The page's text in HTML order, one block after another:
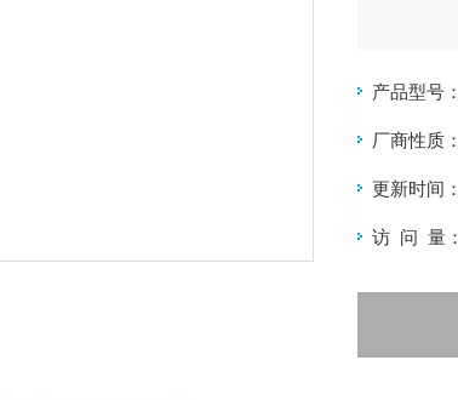
产品型号：
厂商性质：
更新时间：
访 问 量：